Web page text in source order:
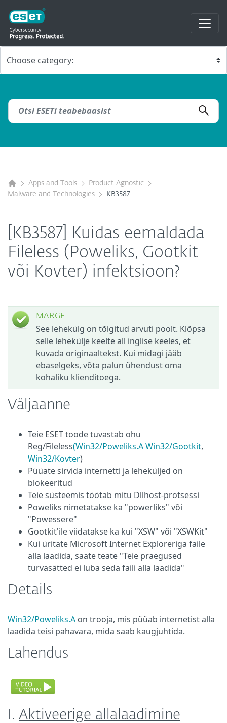
Apps and Tools
Product Agnostic
Malware and Technologies
KB3587
[KB3587] Kuidas eemaldada
Fileless (Poweliks, Gootkit
või Kovter) infektsioon?
MÄRGE:
See lehekülg on tõlgitud arvuti poolt. Klõpsa
selle lehekülje keelte all inglise keeles, et
kuvada originaaltekst. Kui midagi jääb
ebaselgeks, võta palun ühendust oma
kohaliku klienditoega.
Väljaanne
Teie ESET toode tuvastab ohu
Reg/Fileless(Win32/Poweliks.AWin32/Gootkit,
Win32/Kovter)
Püüate sirvida internetti ja leheküljed on
blokeeritud
Teie süsteemis töötab mitu Dllhost-protsessi
Poweliks nimetatakse ka "powerliks" või
"Powessere"
Gootkit'ile viidatakse ka kui "XSW" või "XSWKit"
Kui üritate Microsoft Internet Exploreriga faile
alla laadida, saate teate "Teie praegused
turvasätted ei luba seda faili alla laadida"
Details
Win32/Poweliks.A on trooja, mis püüab internetist alla
laadida teisi pahavara, mida saab kaugjuhtida.
Lahendus
I. Aktiveerige allalaadimine